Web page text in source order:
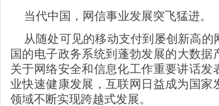
当代中国，网信事业发展突飞猛进。
从随处可见的移动支付到屡创新高
国的电子政务系统到蓬勃发展的大数
关于网络安全和信息化工作重要讲话发
业快速健康发展，互联网日益成为国家
领域不断实现跨越式发展。